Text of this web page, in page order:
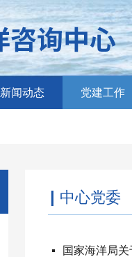
新闻动态 党建工作
| 中心党委
넷 国家海洋局